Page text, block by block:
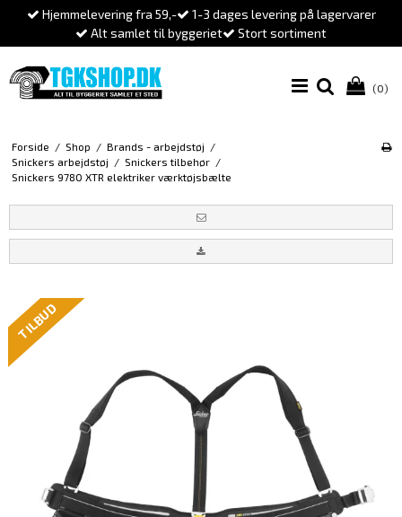
Hjemmelevering fra 59,-
1-3 dages levering på lagervarer
Alt samlet til byggeriet
Stort sortiment
(0)
Forside / Shop / Brands - arbejdstøj /
Snickers arbejdstøj / Snickers tilbehør /
Snickers 9780 XTR elektriker værktøjsbælte
TILBUD